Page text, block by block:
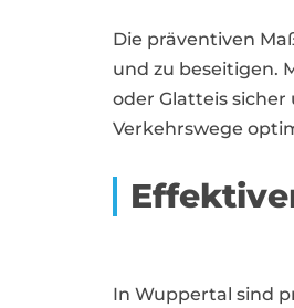
Die präventiven
und zu beseitigen.
oder Glatteis
Verkehrswege
In Wuppertal sind